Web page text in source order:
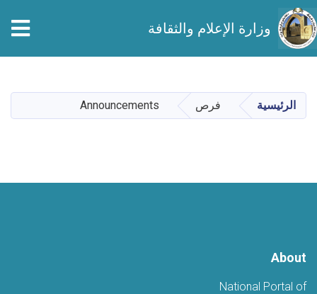
المحتوى
الرئيسي
وزارة الإعلام والثقافة
الرئيسية فرص Announcements
About
National Portal of